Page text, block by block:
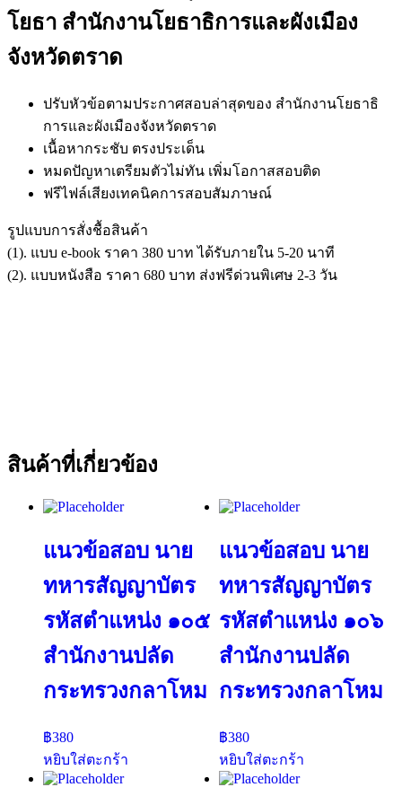
โยธา สำนักงานโยธาธิการและผังเมือง
จังหวัดตราด
ปรับหัวข้อตามประกาศสอบล่าสุดของ สำนักงานโยธาธิ
การและผังเมืองจังหวัดตราด
เนื้อหากระชับ ตรงประเด็น
หมดปัญหาเตรียมตัวไม่ทัน เพิ่มโอกาสสอบติด
ฟรีไฟล์เสียงเทคนิคการสอบสัมภาษณ์
รูปแบบการสั่งชื้อสินค้า
(1). แบบ e-book ราคา 380 บาท ได้รับภายใน 5-20 นาที
(2). แบบหนังสือ ราคา 680 บาท ส่งฟรีด่วนพิเศษ 2-3 วัน
สินค้าที่เกี่ยวข้อง
แนวข้อสอบ นาย
ทหารสัญญาบัตร
รหัสตำแหน่ง ๑๐๕
สำนักงานปลัด
กระทรวงกลาโหม
฿380
หยิบใส่ตะกร้า
แนวข้อสอบ นาย
ทหารสัญญาบัตร
รหัสตำแหน่ง ๑๐๖
สำนักงานปลัด
กระทรวงกลาโหม
฿380
หยิบใส่ตะกร้า